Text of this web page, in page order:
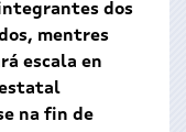
dos
mentres
escala en
na fin de